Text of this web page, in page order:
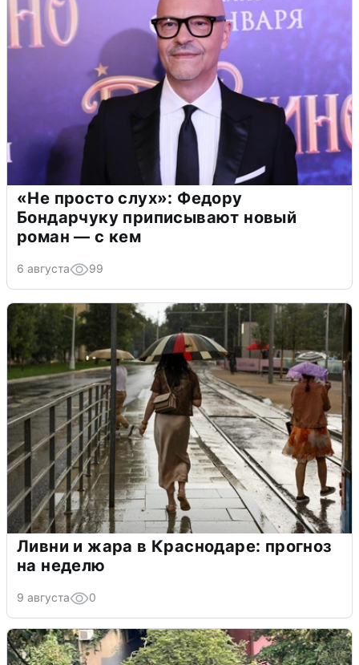
«Не просто слух»: Федору
Бондарчуку приписывают новый
роман — с кем
6 августа 99
Ливни и жара в Краснодаре: прогноз
на неделю
9 августа 0